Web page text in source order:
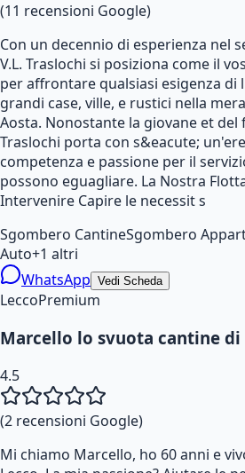
(11 recensioni Google)
Con un decennio di esperienza nel
V.L. Traslochi si posiziona come il
per affrontare qualsiasi esigenza di
grandi case, ville, e rustici nella
Aosta. Nonostante la giovane et del
Traslochi porta con s&eacute;
competenza e passione per il
possono eguagliare. La Nostra
Intervenire Capire le necessit s
Sgombero CantineSgombero
Auto+1 altri
WhatsApp Vedi Scheda
LeccoPremium
Marcello lo svuota cantine di
4.5
(2 recensioni Google)
Mi chiamo Marcello, ho 60 anni e